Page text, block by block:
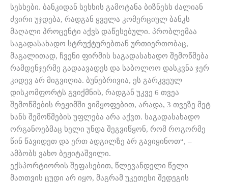
სესხები. ბანკიდან სესხის გამოტანა ბიზნესს ძალიან
ძვირი უჯდება, რადგან ყველა კომერციულ ბანკს
მაღალი პროცენტი აქვს დაწესებული. პრობლემაა
საგადასახადო სტრუქტურებთან ურთიერთობაც,
მაგალითად, ჩვენი ფირმის საგადასახადო შემოწმება
რამდენჯერმე გადაავადეს და საბოლოო დასკვნა ჯერ
კიდევ არ მიგვიღია. ბუნებრივია, ეს გარკვეულ
დისკომფორტს გვიქმნის, რადგან უკვე 6 თვეა
შემოწმების რეჟიმში ვიმყოფებით, არადა, 3 თვეზე მეტ
ხანს შემოწმების უფლება არა აქვთ. საგადასახადო
ორგანოებმაც ხელი უნდა შეგვიწყონ, რომ როგორმე
წინ წავიდეთ და ერთ ადგილზე არ გავიყინოთ“, –
ამბობს ვახო ბეჟიტაშვილი.
ექსპორტიორის შეფასებით, წლევანდელი წელი
მათთვის ცუდი არ იყო, მაგრამ უკეთესი შედეგის